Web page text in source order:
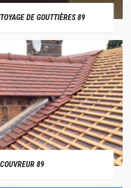
DE GOUTTIÈRES 89
COUVREUR 89